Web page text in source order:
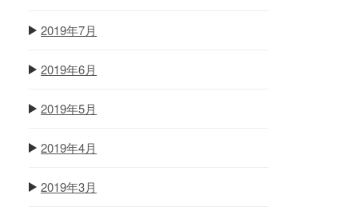
2019年7月
2019年6月
2019年5月
2019年4月
2019年3月